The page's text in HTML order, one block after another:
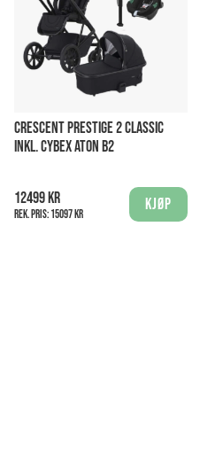
CRESCENT PRESTIGE 2 CLASSIC
INKL. CYBEX ATON B2
12499 kr
Rek. pris:15097 kr
Kjøp